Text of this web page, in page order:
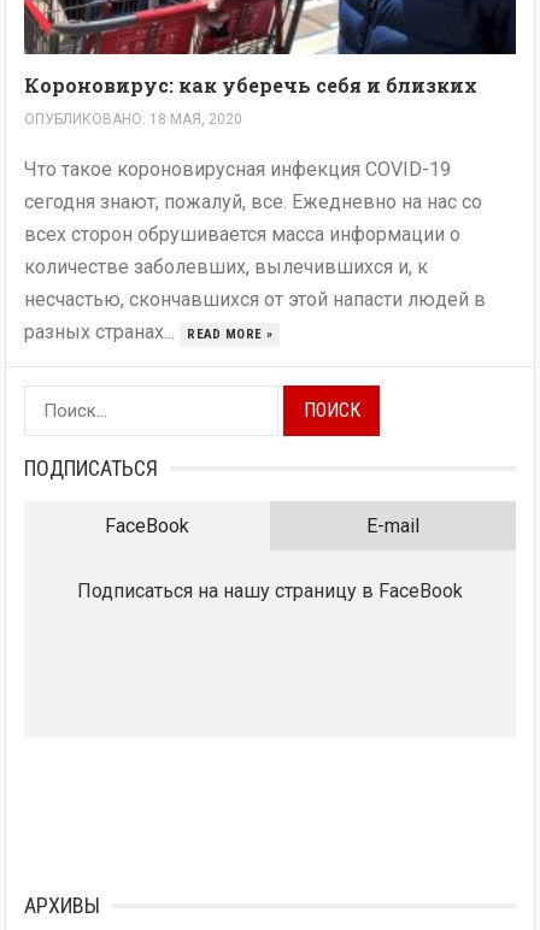
Короновирус: как уберечь себя и близких
ОПУБЛИКОВАНО: 18 МАЯ, 2020
Что такое короновирусная инфекция COVID-19
сегодня знают, пожалуй, все. Ежедневно на нас со
всех сторон обрушивается масса информации о
количестве заболевших, вылечившихся и, к
несчастью, скончавшихся от этой напасти людей в
разных странах...
READ MORE »
Найти:
ПОДПИСАТЬСЯ
FaceBook E-mail
Подписаться на нашу страницу в FaceBook
АРХИВЫ